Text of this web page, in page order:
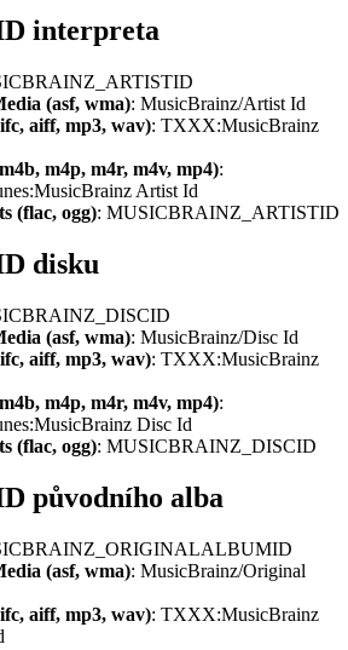
interpreta
(asf, wma): MusicBrainz/Artist Id
aiff, mp3, wav): TXXX:MusicBrainz
m4p, m4r, m4v, mp4):
Artist Id
(flac, ogg): MUSICBRAINZ_ARTISTID
disku
(asf, wma): MusicBrainz/Disc Id
aiff, mp3, wav): TXXX:MusicBrainz
m4p, m4r, m4v, mp4):
Disc Id
(flac, ogg): MUSICBRAINZ_DISCID
původního alba
(asf, wma): MusicBrainz/Original
aiff, mp3, wav): TXXX:MusicBrainz